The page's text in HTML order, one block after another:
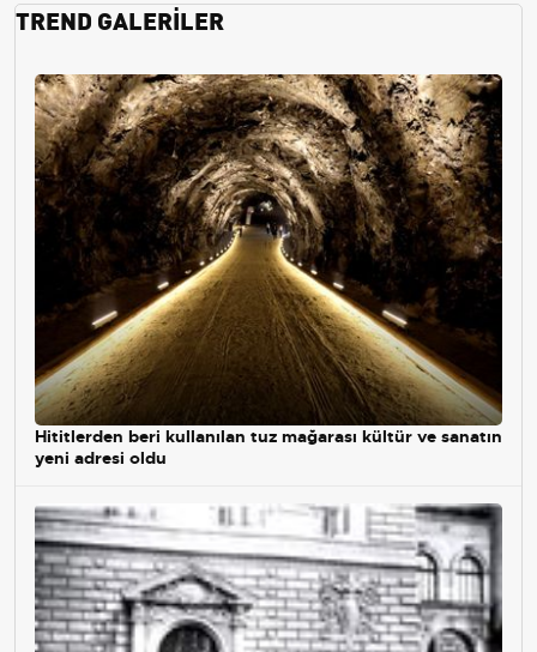
TREND GALERİLER
Hititlerden beri kullanılan tuz mağarası kültür ve sanatın
yeni adresi oldu